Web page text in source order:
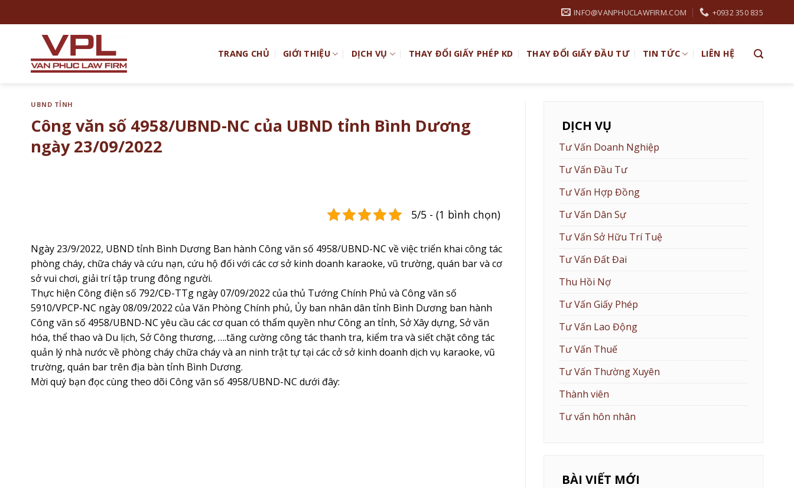
đến
INFO@VANPHUCLAWFIRM.COM +0932 350 835
TRANG CHỦ GIỚI THIỆU DỊCH VỤ THAY ĐỔI GIẤY PHÉP KD THAY ĐỔI GIẤY ĐẦU TƯ TIN TỨC LIÊN HỆ
UBND TỈNH
Công văn số 4958/UBND-NC của UBND tỉnh Bình Dương
ngày 23/09/2022
5/5 - (1 bình chọn)
Ngày 23/9/2022, UBND tỉnh Bình Dương Ban hành Công văn số 4958/UBND-NC về việc triển khai công tác
phòng cháy, chữa cháy và cứu nạn, cứu hộ đối với các cơ sở kinh doanh karaoke, vũ trường, quán bar và cơ
sở vui chơi, giải trí tập trung đông người.
Thực hiện Công điện số 792/CĐ-TTg ngày 07/09/2022 của thủ Tướng Chính Phủ và Công văn số
5910/VPCP-NC ngày 08/09/2022 của Văn Phòng Chính phủ, Ủy ban nhân dân tỉnh Bình Dương ban hành
Công văn số 4958/UBND-NC yêu cầu các cơ quan có thẩm quyền như Công an tỉnh, Sở Xây dựng, Sở văn
hóa, thể thao và Du lịch, Sở Công thương, ….tăng cường công tác thanh tra, kiểm tra và siết chặt công tác
quản lý nhà nước về phòng cháy chữa cháy và an ninh trật tự tại các cở sở kinh doanh dịch vụ karaoke, vũ
trường, quán bar trên địa bàn tỉnh Bình Dương.
Mời quý bạn đọc cùng theo dõi Công văn số 4958/UBND-NC dưới đây:
DỊCH VỤ
Tư Vấn Doanh Nghiệp
Tư Vấn Đầu Tư
Tư Vấn Hợp Đồng
Tư Vấn Dân Sự
Tư Vấn Sở Hữu Trí Tuệ
Tư Vấn Đất Đai
Thu Hồi Nợ
Tư Vấn Giấy Phép
Tư Vấn Lao Động
Tư Vấn Thuế
Tư Vấn Thường Xuyên
Thành viên
Tư vấn hôn nhân
BÀI VIẾT MỚI